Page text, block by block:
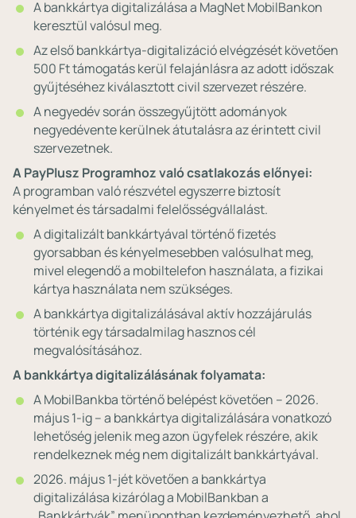
A bankkártya digitalizálása a MagNet MobilBankon
keresztül valósul meg.
Az első bankkártya-digitalizáció elvégzését követően
500 Ft támogatás kerül felajánlásra az adott időszak
gyűjtéséhez kiválasztott civil szervezet részére.
A negyedév során összegyűjtött adományok
negyedévente kerülnek átutalásra az érintett civil
szervezetnek.
A PayPlusz Programhoz való csatlakozás előnyei:
A programban való részvétel egyszerre biztosít
kényelmet és társadalmi felelősségvállalást.
A digitalizált bankkártyával történő fizetés
gyorsabban és kényelmesebben valósulhat meg,
mivel elegendő a mobiltelefon használata, a fizikai
kártya használata nem szükséges.
A bankkártya digitalizálásával aktív hozzájárulás
történik egy társadalmilag hasznos cél
megvalósításához.
A bankkártya digitalizálásának folyamata:
A MobilBankba történő belépést követően – 2026.
május 1-ig – a bankkártya digitalizálására vonatkozó
lehetőség jelenik meg azon ügyfelek részére, akik
rendelkeznek még nem digitalizált bankkártyával.
2026. május 1-jét követően a bankkártya
digitalizálása kizárólag a MobilBankban a